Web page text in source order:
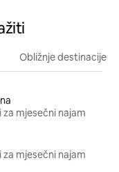
Obližnje destinacije
za mjesečni najam
za mjesečni najam